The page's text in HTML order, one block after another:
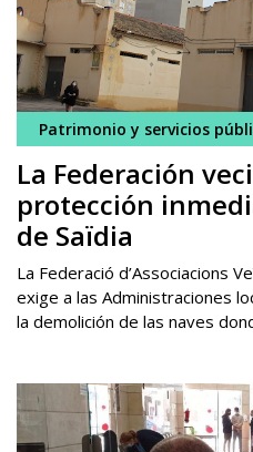
Patrimonio y servicios
La Federación
protección
de Saïdia
La Federació d’Associacions
exige a las Administraciones
la demolición de las naves